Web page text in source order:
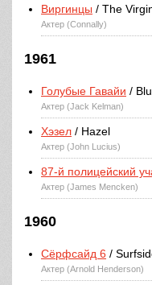
Виргинцы / The
Актер (Connally)
1961
Голубые Гавайи /
Актер (Jack Kelman)
Хэзел / Hazel
Актер (John Lucius)
87-й полицейский
Актер (James Mencken)
1960
Сёрфсайд 6 /
Актер (Arnold Henderson)